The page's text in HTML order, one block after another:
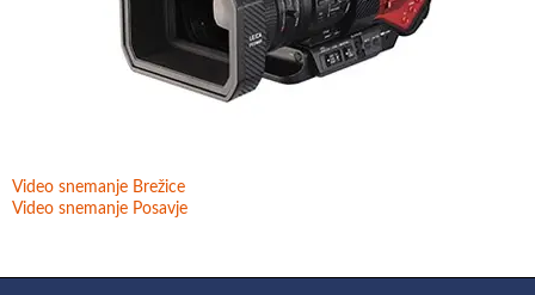
Video snemanje Brežice
Video snemanje Posavje